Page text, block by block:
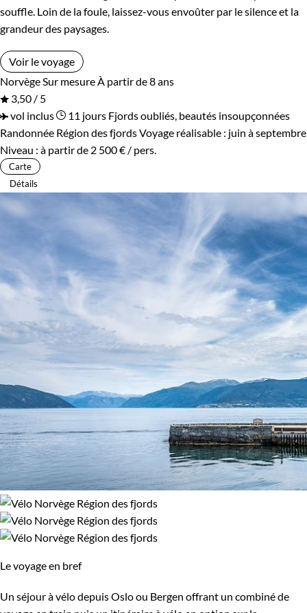
souffle. Loin de la foule, laissez-vous envoûter par le silence et la
grandeur des paysages.
Voir le voyage
Norvège Sur mesure À partir de 8 ans
3,50 / 5
vol inclus
11 jours Fjords oubliés, beautés insoupçonnées
Randonnée Région des fjordsVoyage réalisable : juin à septembre
Niveau : à partir de 2 500 € / pers.
Carte
Détails
Le voyage en bref
Un séjour à vélo depuis Oslo ou Bergen offrant un combiné de